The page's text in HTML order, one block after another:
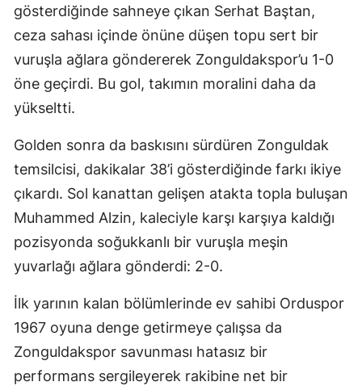
gösterdiğinde sahneye çıkan Serhat Baştan,
ceza sahası içinde önüne düşen topu sert bir
vuruşla ağlara göndererek Zonguldakspor’u 1-0
öne geçirdi. Bu gol, takımın moralini daha da
yükseltti.
Golden sonra da baskısını sürdüren Zonguldak
temsilcisi, dakikalar 38’i gösterdiğinde farkı ikiye
çıkardı. Sol kanattan gelişen atakta topla buluşan
Muhammed Alzin, kaleciyle karşı karşıya kaldığı
pozisyonda soğukkanlı bir vuruşla meşin
yuvarlağı ağlara gönderdi: 2-0.
İlk yarının kalan bölümlerinde ev sahibi Orduspor
1967 oyuna denge getirmeye çalışsa da
Zonguldakspor savunması hatasız bir
performans sergileyerek rakibine net bir